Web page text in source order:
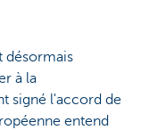
désormais
à la
signé l'accord de
entend